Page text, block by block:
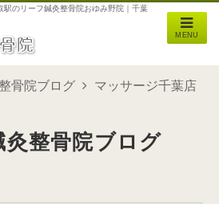
のリーフ鍼灸整骨院おゆみ野院｜千葉
MENU
骨院ブログ
マッサージ千葉店
灸整骨院ブログ